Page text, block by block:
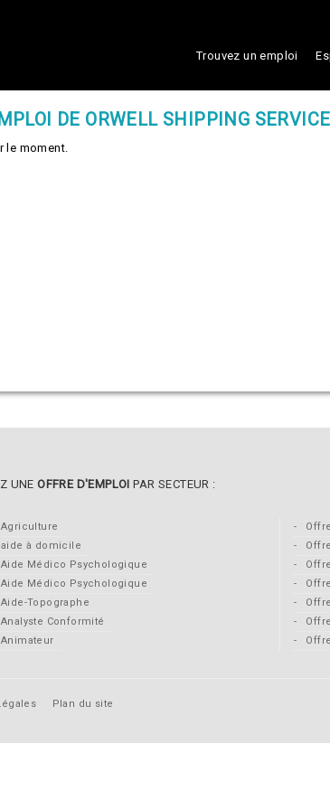
Trouvez un emploi
DE ORWELL SHIPPING
le moment.
UNEOFFRE D'EMPLOI PAR SECTEUR :
à domicile
Médico Psychologique
Médico Psychologique
Topographe
Conformité
Plan du site